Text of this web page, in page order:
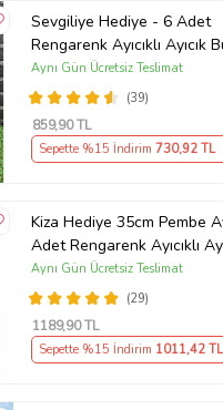
Sevgiliye Hediye - 6 Adet
Rengarenk Ayıcıklı Ayıcık
Kardeşe - Kadina Yilbasi
(39)
Aynı Gün Ücretsiz Teslimat
859,90 TL
Sepette %15 İndirim 730,92 TL
Kiza Hediye 35cm Pembe
Adet Rengarenk Ayıcıklı
Buketi - Sevgiliye Hediye -
(29)
Aynı Gün Ücretsiz Teslimat
1189,90 TL
Sepette %15 İndirim 1011,42 TL